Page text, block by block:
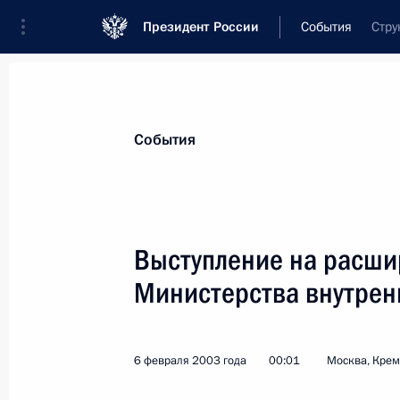
Президент России События
Новости
Послания Федеральному Собранию
Заявления по важнейшим вопросам
Речи и обращения
События
Выступление на
Министерства
6 февраля 2003 года 00:01 Москва,